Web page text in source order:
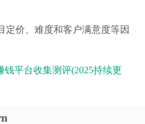
定价、难度和客户满意度等因
钱平台收集测评(2025持续更